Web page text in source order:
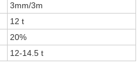
3mm/3m
12 t
20%
12-14.5 t